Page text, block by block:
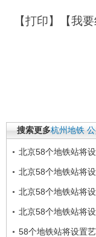
【打印】【我
搜索更多杭州地铁
北京58个地铁站将
北京58个地铁站将
北京58个地铁站将
北京58个地铁站将
58个地铁站将设置